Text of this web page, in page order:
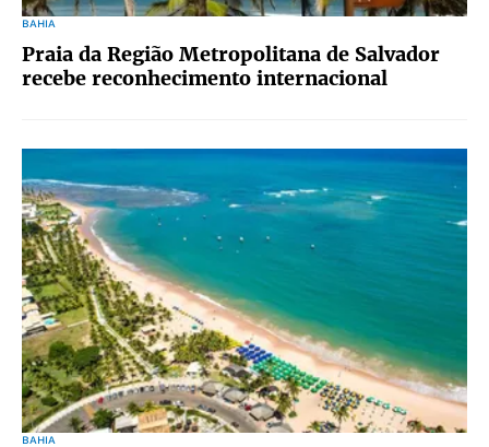
BAHIA
Praia da Região Metropolitana de Salvador
recebe reconhecimento internacional
BAHIA